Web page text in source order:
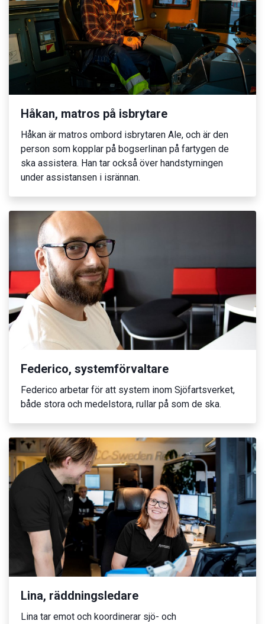
Håkan, matros på isbrytare
Håkan är matros ombord isbrytaren Ale, och är den
person som kopplar på bogserlinan på fartygen de
ska assistera. Han tar också över handstyrningen
under assistansen i isrännan.
Federico, systemförvaltare
Federico arbetar för att system inom Sjöfartsverket,
både stora och medelstora, rullar på som de ska.
Lina, räddningsledare
Lina tar emot och koordinerar sjö- och